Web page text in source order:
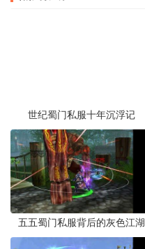
世纪蜀门私服十年沉浮记
五五蜀门私服背后的灰色江湖